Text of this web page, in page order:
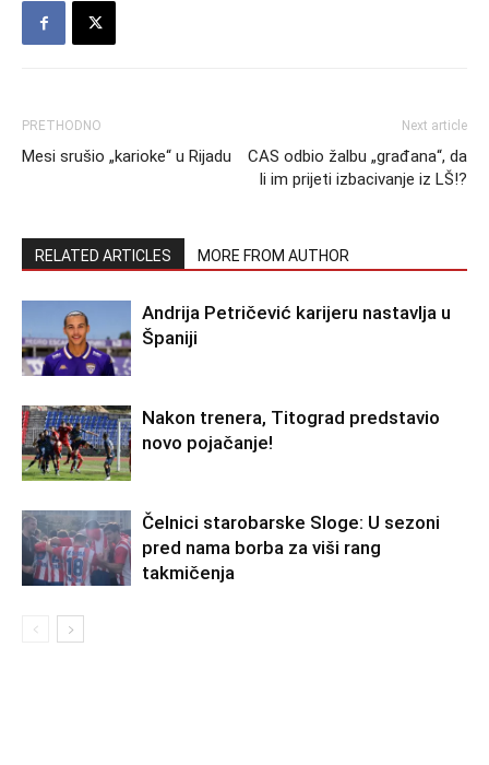
PRETHODNO
Mesi srušio „karioke“ u Rijadu
Next article
CAS odbio žalbu „građana“, da
li im prijeti izbacivanje iz LŠ!?
RELATED ARTICLES MORE FROM AUTHOR
Andrija Petričević karijeru nastavlja u
Španiji
Nakon trenera, Titograd predstavio
novo pojačanje!
Čelnici starobarske Sloge: U sezoni
pred nama borba za viši rang
takmičenja